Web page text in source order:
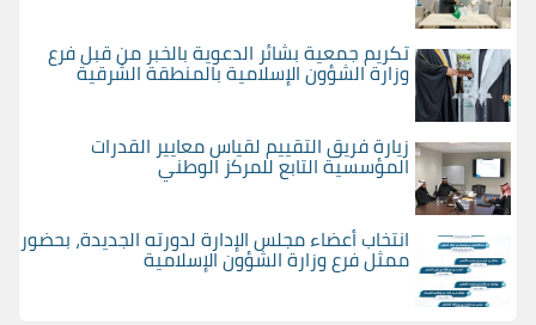
تكريم جمعية بشائر الدعوية بالخبر من قبل فرع
وزارة الشؤون الإسلامية بالمنطقة الشرقية
زيارة فريق التقييم لقياس معايير القدرات
المؤسسية التابع للمركز الوطني
انتخاب أعضاء مجلس الإدارة لدورته الجديدة، بحضور
ممثل فرع وزارة الشؤون الإسلامية